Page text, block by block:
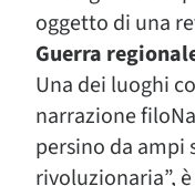
oggetto di una
Guerra
Una dei luoghi
narrazione
persino da ampi
rivoluzionaria”,